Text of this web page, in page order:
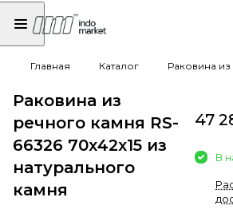
Главная Каталог Раковина
Раковина из
речного камня RS-
66326 70х42х15 из
натурального
камня
47
В